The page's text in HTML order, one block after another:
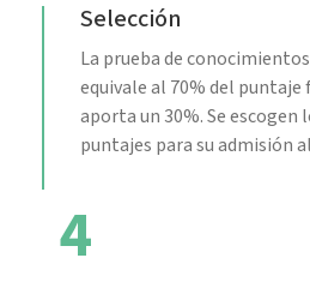
Selección
La prueba de
equivale al 70% del
aporta un 30%. Se escogen
puntajes para su admisión
4